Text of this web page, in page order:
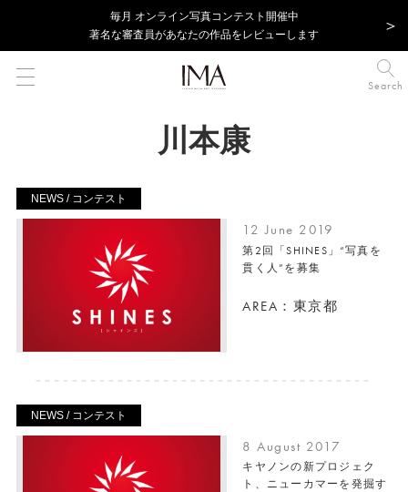
毎⽉ オンライン写真コンテスト開催中
著名な審査員があなたの作品をレビューします
Search
川本康
NEWS / コンテスト
12 June 2019
第2回「SHINES」“写真を
貫く人”を募集
AREA：東京都
NEWS / コンテスト
8 August 2017
キヤノンの新プロジェク
ト、ニューカマーを発掘す